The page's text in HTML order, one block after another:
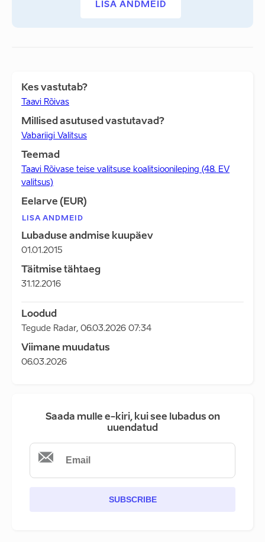
LISA ANDMEID
Kes vastutab?
Taavi Rõivas
Millised asutused vastutavad?
Vabariigi Valitsus
Teemad
Taavi Rõivase teise valitsuse koalitsioonileping (48. EV
valitsus)
Eelarve (EUR)
LISA ANDMEID
Lubaduse andmise kuupäev
01.01.2015
Täitmise tähtaeg
31.12.2016
Loodud
Tegude Radar, 06.03.2026 07:34
Viimane muudatus
06.03.2026
Saada mulle e-kiri, kui see lubadus on
uuendatud
SUBSCRIBE